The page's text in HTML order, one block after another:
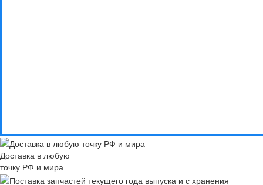
Доставка в любую
точку РФ и мира